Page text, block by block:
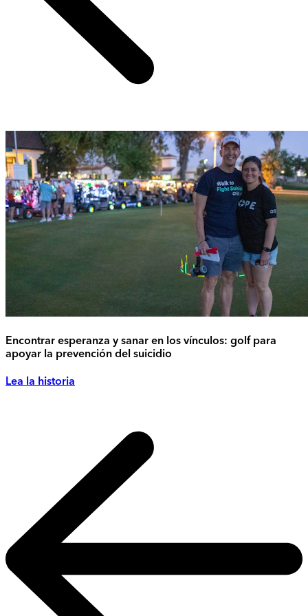
Encontrar esperanza y sanar en los vínculos: golf para
apoyar la prevención del suicidio
Lea la historia